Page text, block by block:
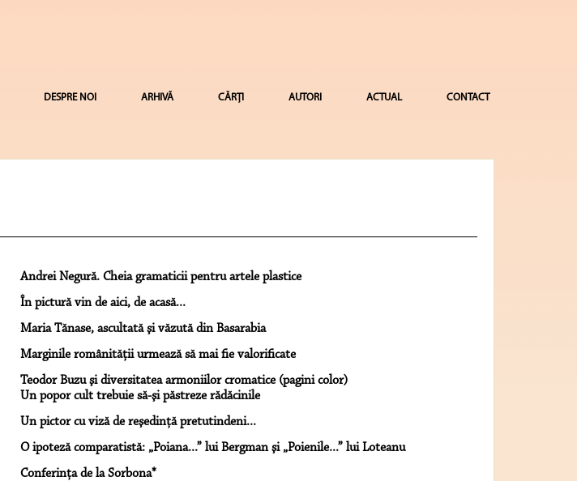
DESPRE NOI ARHIVĂ CĂRȚI AUTORI ACTUAL CONTACT
Andrei Negură. Cheia gramaticii pentru artele plastice
În pictură vin de aici, de acasă...
Maria Tănase, ascultată şi văzută din Basarabia
Marginile românităţii urmează să mai fie valorificate
Teodor Buzu şi diversitatea armoniilor cromatice (pagini color)
Un popor cult trebuie să-şi păstreze rădăcinile
Un pictor cu viză de reşedinţă pretutindeni...
O ipoteză comparatistă: „Poiana...” lui Bergman şi „Poienile...” lui Loteanu
Conferinţa de la Sorbona*